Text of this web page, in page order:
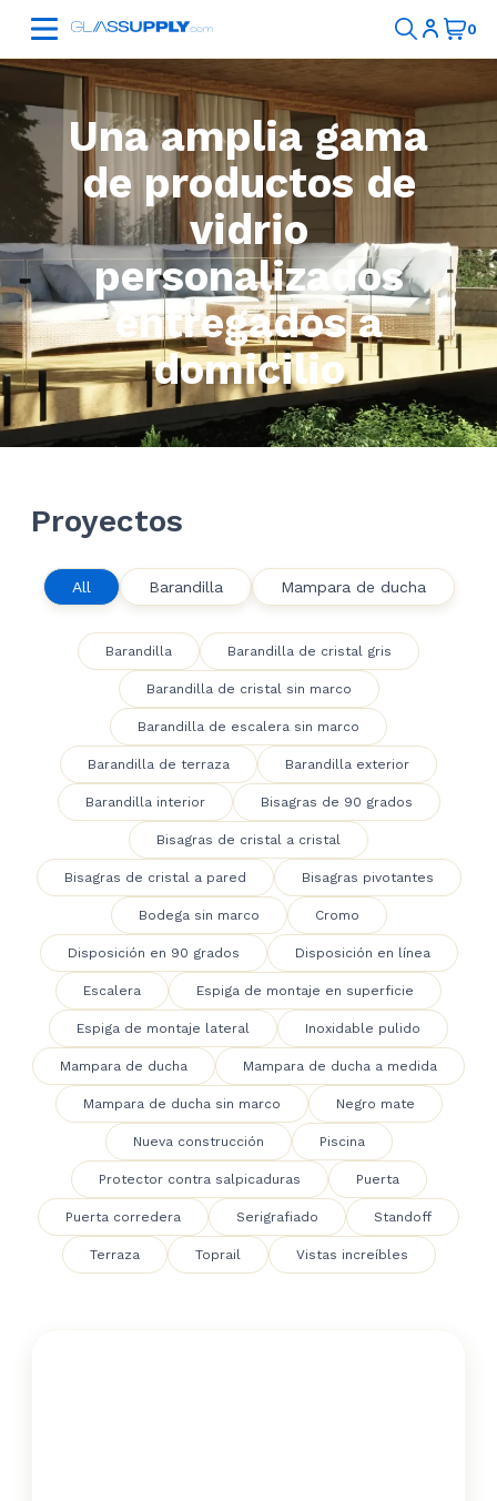
Una amplia gama
de productos de
vidrio
personalizados
entregados a
domicilio
Proyectos
All Barandilla Mampara de ducha
Barandilla Barandilla de cristal gris
Barandilla de cristal sin marco
Barandilla de escalera sin marco
Barandilla de terraza Barandilla exterior
Barandilla interior Bisagras de 90 grados
Bisagras de cristal a cristal
Bisagras de cristal a pared Bisagras pivotantes
Bodega sin marco Cromo
Disposición en 90 grados Disposición en línea
Escalera Espiga de montaje en superficie
Espiga de montaje lateral Inoxidable pulido
Mampara de ducha Mampara de ducha a medida
Mampara de ducha sin marco Negro mate
Nueva construcción Piscina
Protector contra salpicaduras Puerta
Puerta corredera Serigrafiado Standoff
Terraza Toprail Vistas increíbles